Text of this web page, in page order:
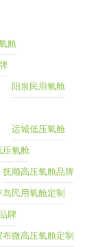
舱
阳泉民用氧舱
运城低压氧舱
压氧舱
抚顺高压氧舱品牌
岛民用氧舱定制
牌
布微高压氧舱定制